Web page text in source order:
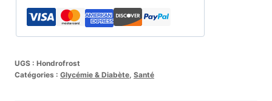
UGS : Hondrofrost
Catégories : Glycémie & Diabète, Santé